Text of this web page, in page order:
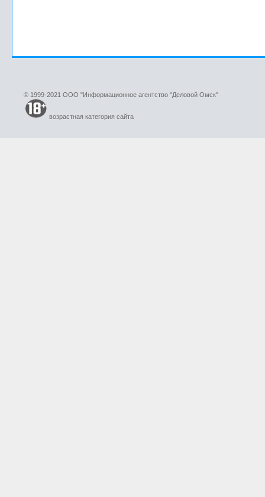
© 1999-2021 ООО "Информационное агентство "Деловой Омск"
возрастная категория сайта